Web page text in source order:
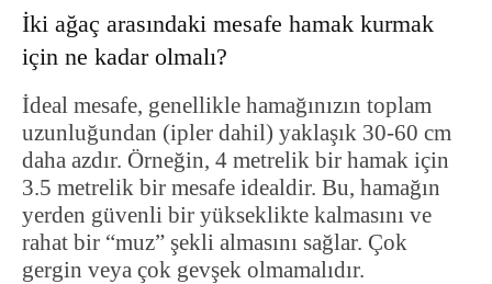
İki ağaç arasındaki mesafe hamak kurmak
için ne kadar olmalı?
İdeal mesafe, genellikle hamağınızın toplam
uzunluğundan (ipler dahil) yaklaşık 30-60 cm
daha azdır. Örneğin, 4 metrelik bir hamak için
3.5 metrelik bir mesafe idealdir. Bu, hamağın
yerden güvenli bir yükseklikte kalmasını ve
rahat bir “muz” şekli almasını sağlar. Çok
gergin veya çok gevşek olmamalıdır.